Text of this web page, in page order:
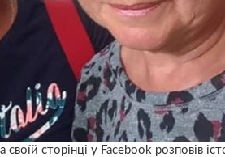
сторінці у Facebook розповів